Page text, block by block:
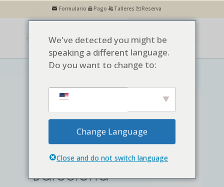
Formulario Pago Talleres Reserva
Psicólogo Clínico
EMDR Infanto-
Juvenil en
Barcelona
We've detected you might be
speaking a different language.
Do you want to change to:
Change Language
Close and do not switch language